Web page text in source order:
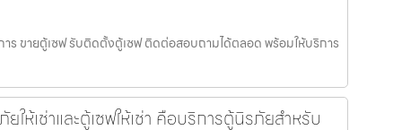
ร ขายตู้เซฟ รับติดตั้งตู้เซฟ ติดต่อสอบถามได้ตลอด พร้อมให้บริการ
ให้เช่าและตู้เซฟให้เช่า คือบริการตู้นิรภัยสำหรับ